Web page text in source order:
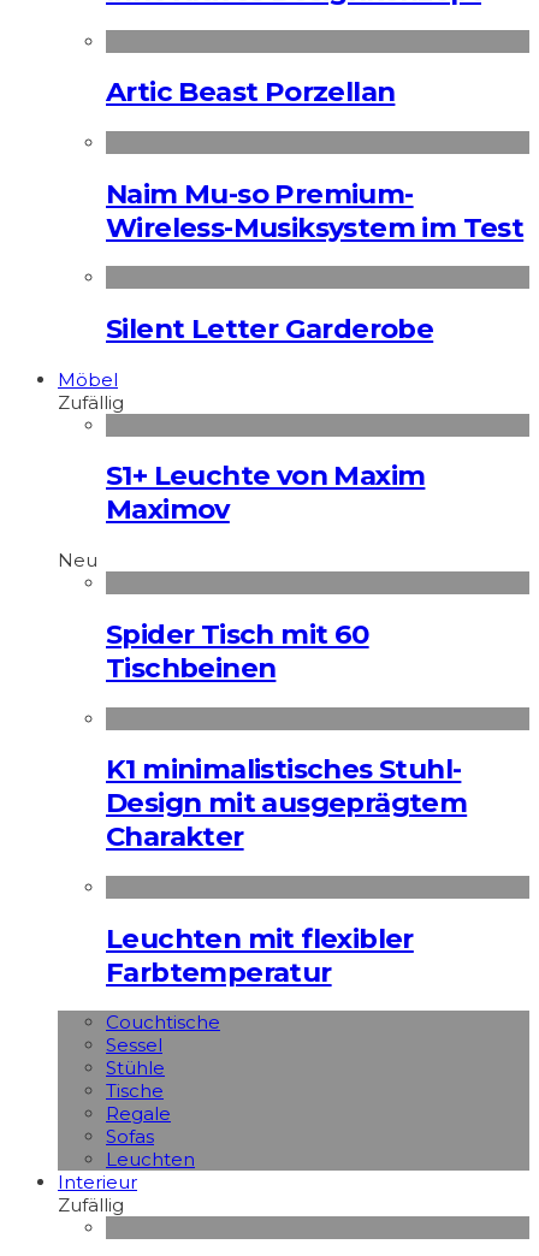
Artic Beast Porzellan
Naim Mu-so Premium-
Wireless-Musiksystem im Test
Silent Letter Garderobe
Möbel
Zufällig
S1+ Leuchte von Maxim
Maximov
Neu
Spider Tisch mit 60
Tischbeinen
K1 minimalistisches Stuhl-
Design mit ausgeprägtem
Charakter
Leuchten mit flexibler
Farbtemperatur
Couchtische
Sessel
Stühle
Tische
Regale
Sofas
Leuchten
Interieur
Zufällig